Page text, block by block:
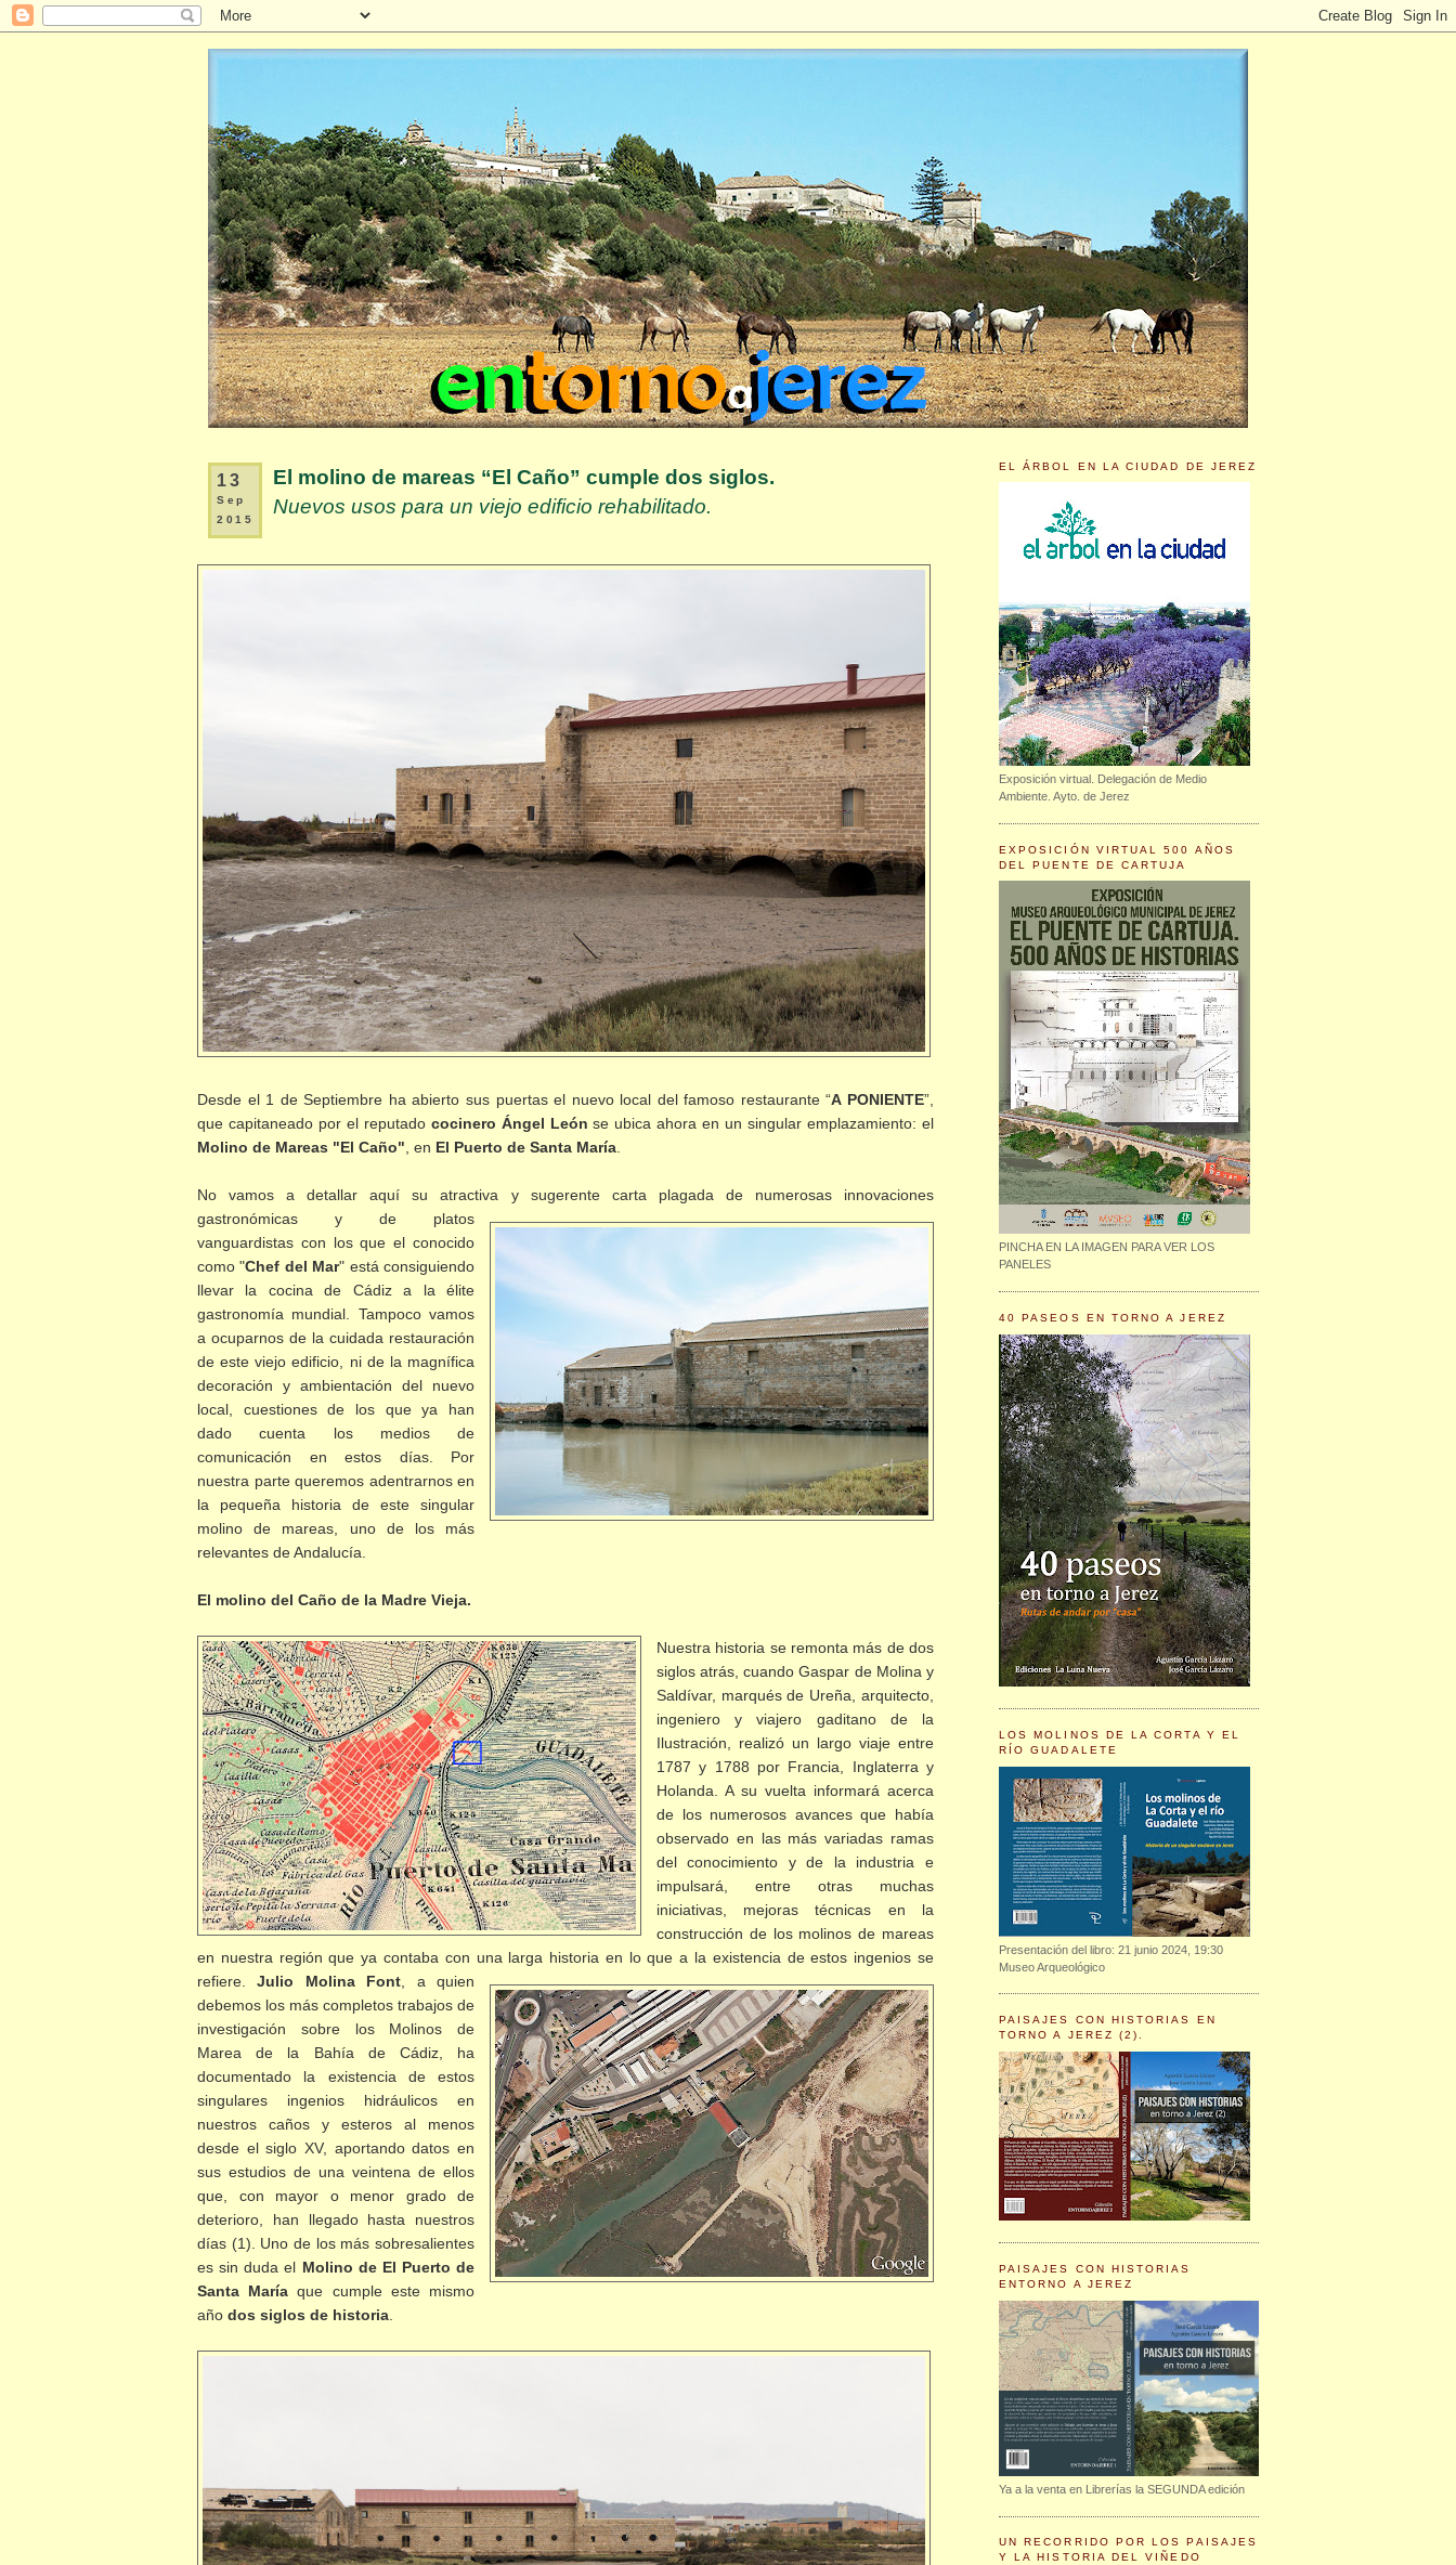
13
Sep
2015
El molino de mareas “El Caño” cumple dos siglos.
Nuevos usos para un viejo edificio rehabilitado.
Desde el 1 de Septiembre ha abierto sus puertas el nuevo local del famoso restaurante “A PONIENTE”,
que capitaneado por el reputado cocinero Ángel León se ubica ahora en un singular emplazamiento: el
Molino de Mareas "El Caño" , en El Puerto de Santa María
No vamos a detallar aquí su atractiva y sugerente carta plagada de numerosas innovaciones
gastronómicas y de platos
vanguardistas con los que el conocido
como "Chef del Mar" está consiguiendo
llevar la cocina de Cádiz a la élite
gastronomía mundial. Tampoco vamos
a ocuparnos de la cuidada restauración
de este viejo edificio, ni de la magnífica
decoración y ambientación del nuevo
local, cuestiones de los que ya han
dado cuenta los medios de
comunicación en estos días. Por
nuestra parte queremos adentrarnos en
la pequeña historia de este singular
molino de mareas, uno de los más
relevantes de Andalucía.
El molino del Caño de la Madre Vieja.
Nuestra historia se remonta más de dos
siglos atrás, cuando Gaspar de Molina y
Saldívar, marqués de Ureña, arquitecto,
ingeniero y viajero gaditano de la
Ilustración, realizó un largo viaje entre
1787 y 1788 por Francia, Inglaterra y
Holanda. A su vuelta informará acerca
de los numerosos avances que había
observado en las más variadas ramas
del conocimiento y de la industria e
impulsará, entre otras muchas
iniciativas, mejoras técnicas en la
construcción de los molinos de mareas
en nuestra región que ya contaba con una larga historia en lo que a la existencia de estos ingenios se
refiere.Julio Molina Font , a quien
debemos los más completos trabajos de
investigación sobre los Molinos de
Marea de la Bahía de Cádiz, ha
documentado la existencia de estos
singulares ingenios hidráulicos en
nuestros caños y esteros al menos
desde el siglo XV, aportando datos en
sus estudios de una veintena de ellos
que, con mayor o menor grado de
deterioro, han llegado hasta nuestros
días (1). Uno de los más sobresalientes
es sin duda el Molino de El Puerto de
Santa María que cumple este mismo
año dos siglos de historia
EL ÁRBOL EN LA CIUDAD DE JEREZ
Exposición virtual. Delegación de Medio
Ambiente. Ayto. de Jerez
EXPOSICIÓN VIRTUAL 500 AÑOS
DEL PUENTE DE CARTUJA
PINCHA EN LA IMAGEN PARA VER LOS
PANELES
40 PASEOS EN TORNO A JEREZ
LOS MOLINOS DE LA CORTA Y EL
RÍO GUADALETE
Presentación del libro: 21 junio 2024, 19:30
Museo Arqueológico
PAISAJES CON HISTORIAS EN
TORNO A JEREZ (2).
PAISAJES CON HISTORIAS
ENTORNO A JEREZ
Ya a la venta en Librerías la SEGUNDA edición
UN RECORRIDO POR LOS PAISAJES
Y LA HISTORIA DEL VIÑEDO